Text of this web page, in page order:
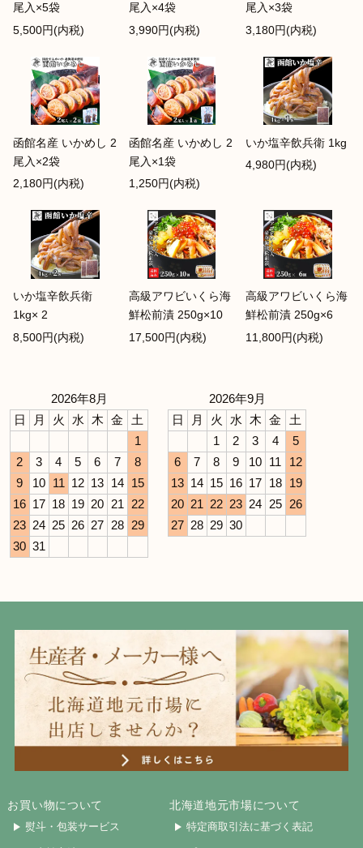
尾入×5袋
5,500円(内税)
尾入×4袋
3,990円(内税)
尾入×3袋
3,180円(内税)
函館名産 いかめし 2
尾入×2袋
2,180円(内税)
函館名産 いかめし 2
尾入×1袋
1,250円(内税)
いか塩辛飲兵衛 1kg
4,980円(内税)
いか塩辛飲兵衛
1kg× 2
8,500円(内税)
高級アワビいくら海
鮮松前漬 250g×10
17,500円(内税)
高級アワビいくら海
鮮松前漬 250g×6
11,800円(内税)
2026年8月
日
月 火 水 木 金
土
1
2
3 4 5 6 7
8
9
10 11 12 13 14
15
16 17 18 19 20 21
22
23 24 25 26 27 28
29
30 31
2026年9月
日
月 火 水 木 金
土
1
2 3 4
5
6
7 8 9 10 11
12
13 14 15 16 17 18
19
20 21 22 23 24 25
26
27 28 29 30
お買い物について
熨斗・包装サービス
北海道地元市場について
特定商取引法に基づく表記